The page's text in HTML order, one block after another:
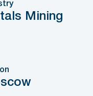
Mining